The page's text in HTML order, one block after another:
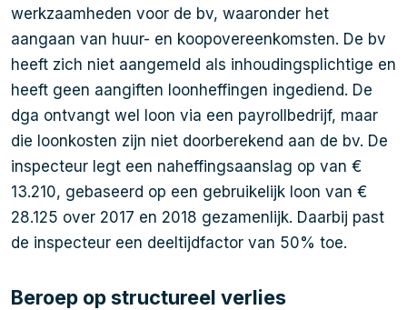
werkzaamheden voor de bv, waaronder het
aangaan van huur- en koopovereenkomsten. De bv
heeft zich niet aangemeld als inhoudingsplichtige en
heeft geen aangiften loonheffingen ingediend. De
dga ontvangt wel loon via een payrollbedrijf, maar
die loonkosten zijn niet doorberekend aan de bv. De
inspecteur legt een naheffingsaanslag op van €
13.210, gebaseerd op een gebruikelijk loon van €
28.125 over 2017 en 2018 gezamenlijk. Daarbij past
de inspecteur een deeltijdfactor van 50% toe.
Beroep op structureel verlies